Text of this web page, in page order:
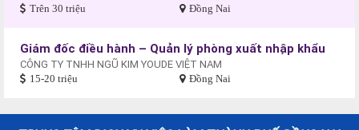
Trên 30 triệu Đồng Nai
Giám đốc điều hành – Quản lý phòng xuất nhập khẩu
CÔNG TY TNHH NGŨ KIM YOUDE VIỆT NAM
15-20 triệu Đồng Nai